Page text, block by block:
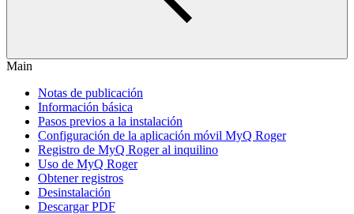
Main
Notas de publicación
Información básica
Pasos previos a la instalación
Configuración de la aplicación móvil MyQ Roger
Registro de MyQ Roger al inquilino
Uso de MyQ Roger
Obtener registros
Desinstalación
Descargar PDF